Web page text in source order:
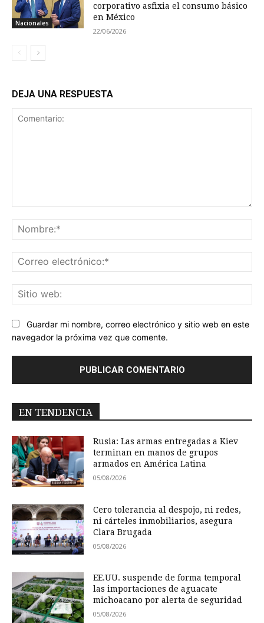
Nacionales
corporativo asfixia el consumo básico
en México
22/06/2026
DEJA UNA RESPUESTA
Guardar mi nombre, correo electrónico y sitio web en este
navegador la próxima vez que comente.
EN TENDENCIA
Rusia: Las armas entregadas a Kiev
terminan en manos de grupos
armados en América Latina
05/08/2026
Cero tolerancia al despojo, ni redes,
ni cárteles inmobiliarios, asegura
Clara Brugada
05/08/2026
EE.UU. suspende de forma temporal
las importaciones de aguacate
michoacano por alerta de seguridad
05/08/2026